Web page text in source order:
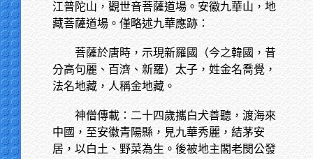
江普陀山，觀世音菩薩道場。安徽九華山，地
藏菩薩道場。僅略述九華應跡：
菩薩於唐時，示現新羅國（今之韓國，昔
分高句麗、百濟、新羅）太子，姓金名喬覺，
法名地藏，人稱金地藏。
神僧傳載：二十四歲攜白犬善聽，渡海來
中國，至安徽青陽縣，見九華秀麗，結茅安
居，以白土、野菜為生。後被地主閣老閔公發